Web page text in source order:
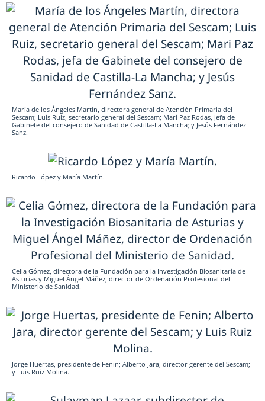
María de los Ángeles Martín, directora general de Atención Primaria del
Sescam; Luis Ruiz, secretario general del Sescam; Mari Paz Rodas, jefa de
Gabinete del consejero de Sanidad de Castilla-La Mancha; y Jesús Fernández
Sanz.
Ricardo López y María Martín.
Celia Gómez, directora de la Fundación para la Investigación Biosanitaria de
Asturias y Miguel Ángel Máñez, director de Ordenación Profesional del
Ministerio de Sanidad.
Jorge Huertas, presidente de Fenin; Alberto Jara, director gerente del Sescam;
y Luis Ruiz Molina.